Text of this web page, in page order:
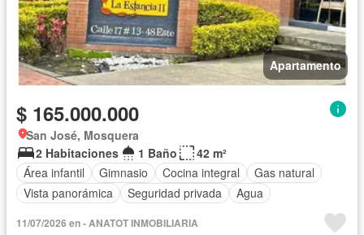
Apartamento
$ 165.000.000
San José, Mosquera
2 Habitaciones
1 Baño
42 m²
Área infantil
Gimnasio Cocina integral
Gas natural
Vista panorámica
Seguridad privada Agua
11/07/2026 en - ANATOT INMOBILIARIA